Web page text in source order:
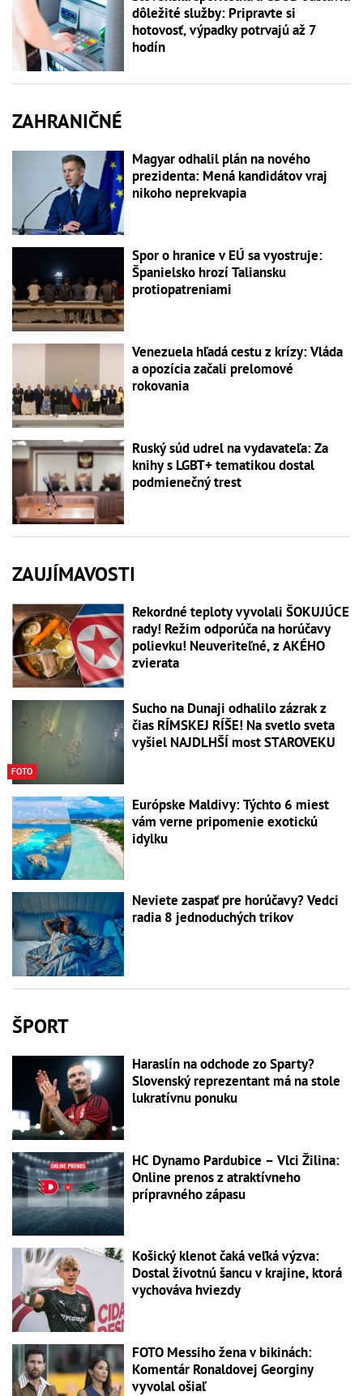
dôležité služby: Pripravte si
hotovosť, výpadky potrvajú až 7
hodín
ZAHRANIČNÉ
Magyar odhalil plán na nového
prezidenta: Mená kandidátov vraj
nikoho neprekvapia
Spor o hranice v EÚ sa vyostruje:
Španielsko hrozí Taliansku
protiopatreniami
Venezuela hľadá cestu z krízy: Vláda
a opozícia začali prelomové
rokovania
Ruský súd udrel na vydavateľa: Za
knihy s LGBT+ tematikou dostal
podmienečný trest
ZAUJÍMAVOSTI
Rekordné teploty vyvolali ŠOKUJÚCE
rady! Režim odporúča na horúčavy
polievku! Neuveriteľné, z AKÉHO
zvierata
FOTO
Sucho na Dunaji odhalilo zázrak z
čias RÍMSKEJ RÍŠE! Na svetlo sveta
vyšiel NAJDLHŠÍ most STAROVEKU
Európske Maldivy: Týchto 6 miest
vám verne pripomenie exotickú
idylku
Neviete zaspať pre horúčavy? Vedci
radia 8 jednoduchých trikov
ŠPORT
Haraslín na odchode zo Sparty?
Slovenský reprezentant má na stole
lukratívnu ponuku
HC Dynamo Pardubice – Vlci Žilina:
Online prenos z atraktívneho
prípravného zápasu
Košický klenot čaká veľká výzva:
Dostal životnú šancu v krajine, ktorá
vychováva hviezdy
FOTO Messiho žena v bikinách:
Komentár Ronaldovej Georginy
vyvolal ošiaľ